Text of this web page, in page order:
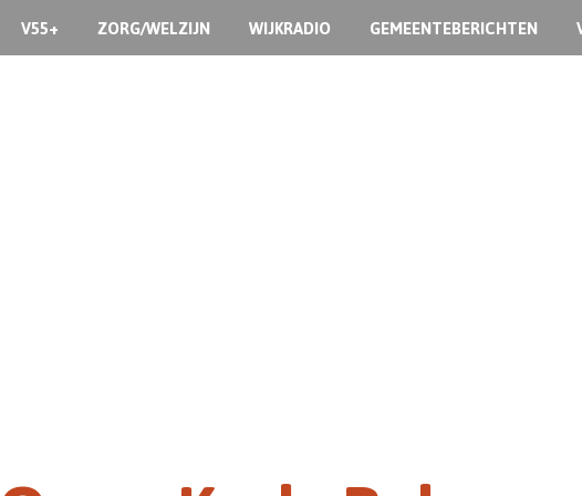
V55+ ZORG/WELZIJN WIJKRADIO GEMEENTEBERICHTEN